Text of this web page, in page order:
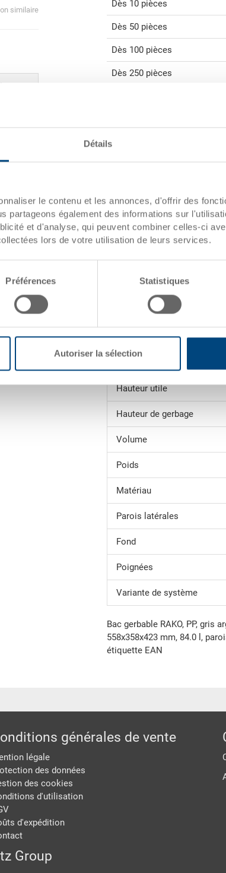
Détails
le contenu et les annonces, d'offrir des
partageons également des informations sur
et d'analyse, qui peuvent combiner celles-ci
lors de votre utilisation de leurs services.
Préférences Statistiques
Autoriser la sélection
similaire
Dès 10 pièces
Dès 50 pièces
Dès 100 pièces
Dès 250 pièces
Quantités
Dimensions
extérieures:
Coloris:
Demander une offre
Données techniques
Dimensions
Hauteur utile
Hauteur de gerbage
Volume
Poids
Matériau
Parois latérales
Fond
Poignées
Variante de système
Bac gerbable RAKO, PP, gris
558x358x423 mm, 84.0 l,
étiquette EAN
générales de vente
légale
des données
des cookies
d'utilisation
d'expédition
Group